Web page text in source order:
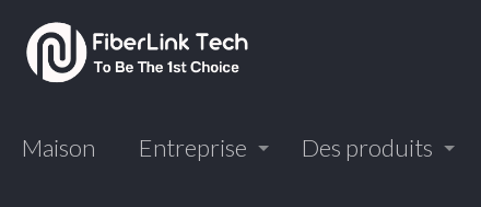
Maison Entreprise Des produits